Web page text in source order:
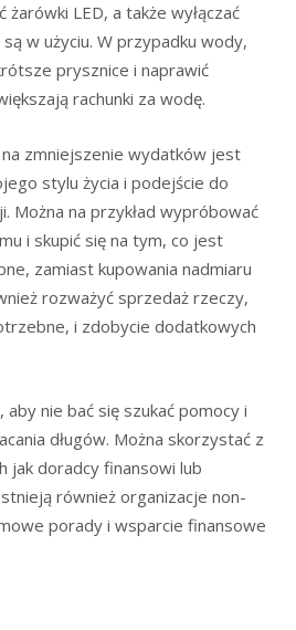
żarówki LED, a także wyłączać
w użyciu. W przypadku wody,
prysznice i naprawić
rachunki za wodę.
zmniejszenie wydatków jest
stylu życia i podejście do
Można na przykład wypróbować
i skupić się na tym, co jest
zamiast kupowania nadmiaru
rozważyć sprzedaż rzeczy,
i zdobycie dodatkowych
nie bać się szukać pomocy i
długów. Można skorzystać z
jak doradcy finansowi lub
również organizacje non-
porady i wsparcie finansowe